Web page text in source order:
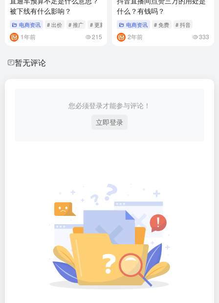
被下线有什么影响？
电商资讯 # 出价 # 推广 # 更新
1年前 215
什么？有钱吗？
电商资讯 # 免费 # 抖音
2年前 333
暂无评论
您必须登录才能参与评论！
立即登录